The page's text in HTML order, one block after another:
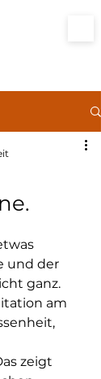
und der
ganz.
am
zeigt